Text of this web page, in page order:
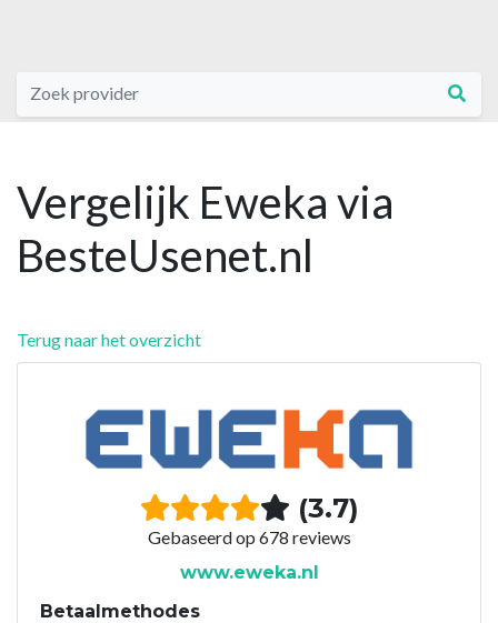
Vergelijk Eweka via
BesteUsenet.nl
Terug naar het overzicht
(3.7)
Gebaseerd op 678 reviews
www.eweka.nl
Betaalmethodes